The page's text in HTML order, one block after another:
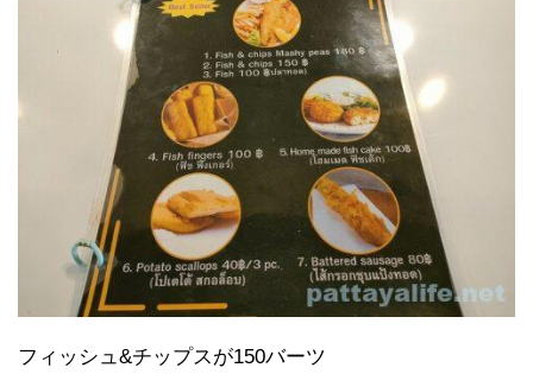
フィッシュ&チップスが150バーツ